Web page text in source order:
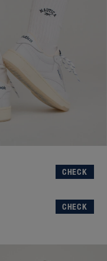
CHECK
CHECK